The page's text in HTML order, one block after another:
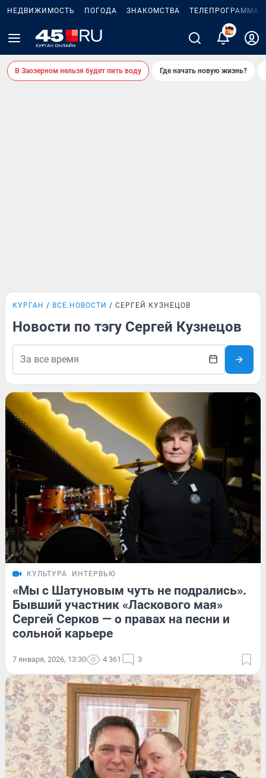
НЕДВИЖИМОСТЬ ПОГОДА ЗНАКОМСТВА ТЕЛЕПРОГРАММА
В Заозерном нельзя будет пить воду Где начать новую жизнь?
КУРГАН ВСЕ НОВОСТИ СЕРГЕЙ КУЗНЕЦОВ
Новости по тэгу Сергей Кузнецов
КУЛЬТУРА ИНТЕРВЬЮ
«Мы с Шатуновым чуть не подрались».
Бывший участник «Ласкового мая»
Сергей Серков — о правах на песни и
сольной карьере
7 января, 2026, 13:30 4 361 3